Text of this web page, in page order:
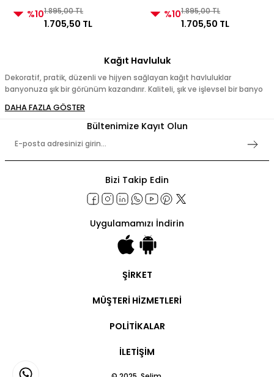
%101.895,00 TL
1.705,50 TL
%101.895,00 TL
1.705,50 TL
Kağıt Havluluk
Dekoratif, pratik, düzenli ve hijyen sağlayan kağıt havluluklar
banyonuza şık bir görünüm kazandırır. Kaliteli, şık ve işlevsel bir banyo
Bültenimize Kayıt Olun
Bizi Takip Edin
Uygulamamızı İndirin
ŞİRKET
Hakkımızda
MÜŞTERİ HİZMETLERİ
Ticari Hesap
Sipariş Takip
Kargo Takip
POLİTİKALAR
Gizlilik Politikaları
Bayilik Sözleşmesi
İLETİŞİM